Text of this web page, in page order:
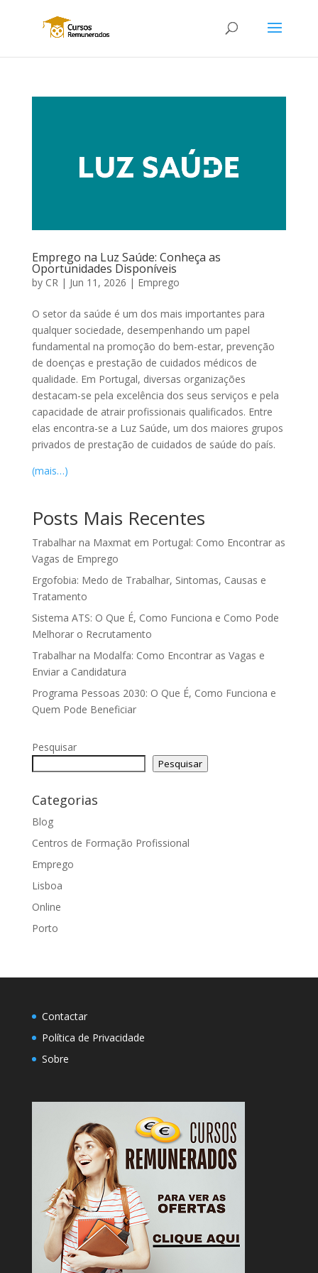
Emprego na Luz Saúde: Conheça as
Oportunidades Disponíveis
by CR| Jun 11, 2026 | Emprego
O setor da saúde é um dos mais importantes para
qualquer sociedade, desempenhando um papel
fundamental na promoção do bem-estar, prevenção
de doenças e prestação de cuidados médicos de
qualidade. Em Portugal, diversas organizações
destacam-se pela excelência dos seus serviços e pela
capacidade de atrair profissionais qualificados. Entre
elas encontra-se a Luz Saúde, um dos maiores grupos
privados de prestação de cuidados de saúde do país.
(mais…)
Posts Mais Recentes
Trabalhar na Maxmat em Portugal: Como Encontrar as
Vagas de Emprego
Ergofobia: Medo de Trabalhar, Sintomas, Causas e
Tratamento
Sistema ATS: O Que É, Como Funciona e Como Pode
Melhorar o Recrutamento
Trabalhar na Modalfa: Como Encontrar as Vagas e
Enviar a Candidatura
Programa Pessoas 2030: O Que É, Como Funciona e
Quem Pode Beneficiar
Pesquisar
Pesquisar
Categorias
Blog
Centros de Formação Profissional
Emprego
Lisboa
Online
Porto
Contactar
Política de Privacidade
Sobre